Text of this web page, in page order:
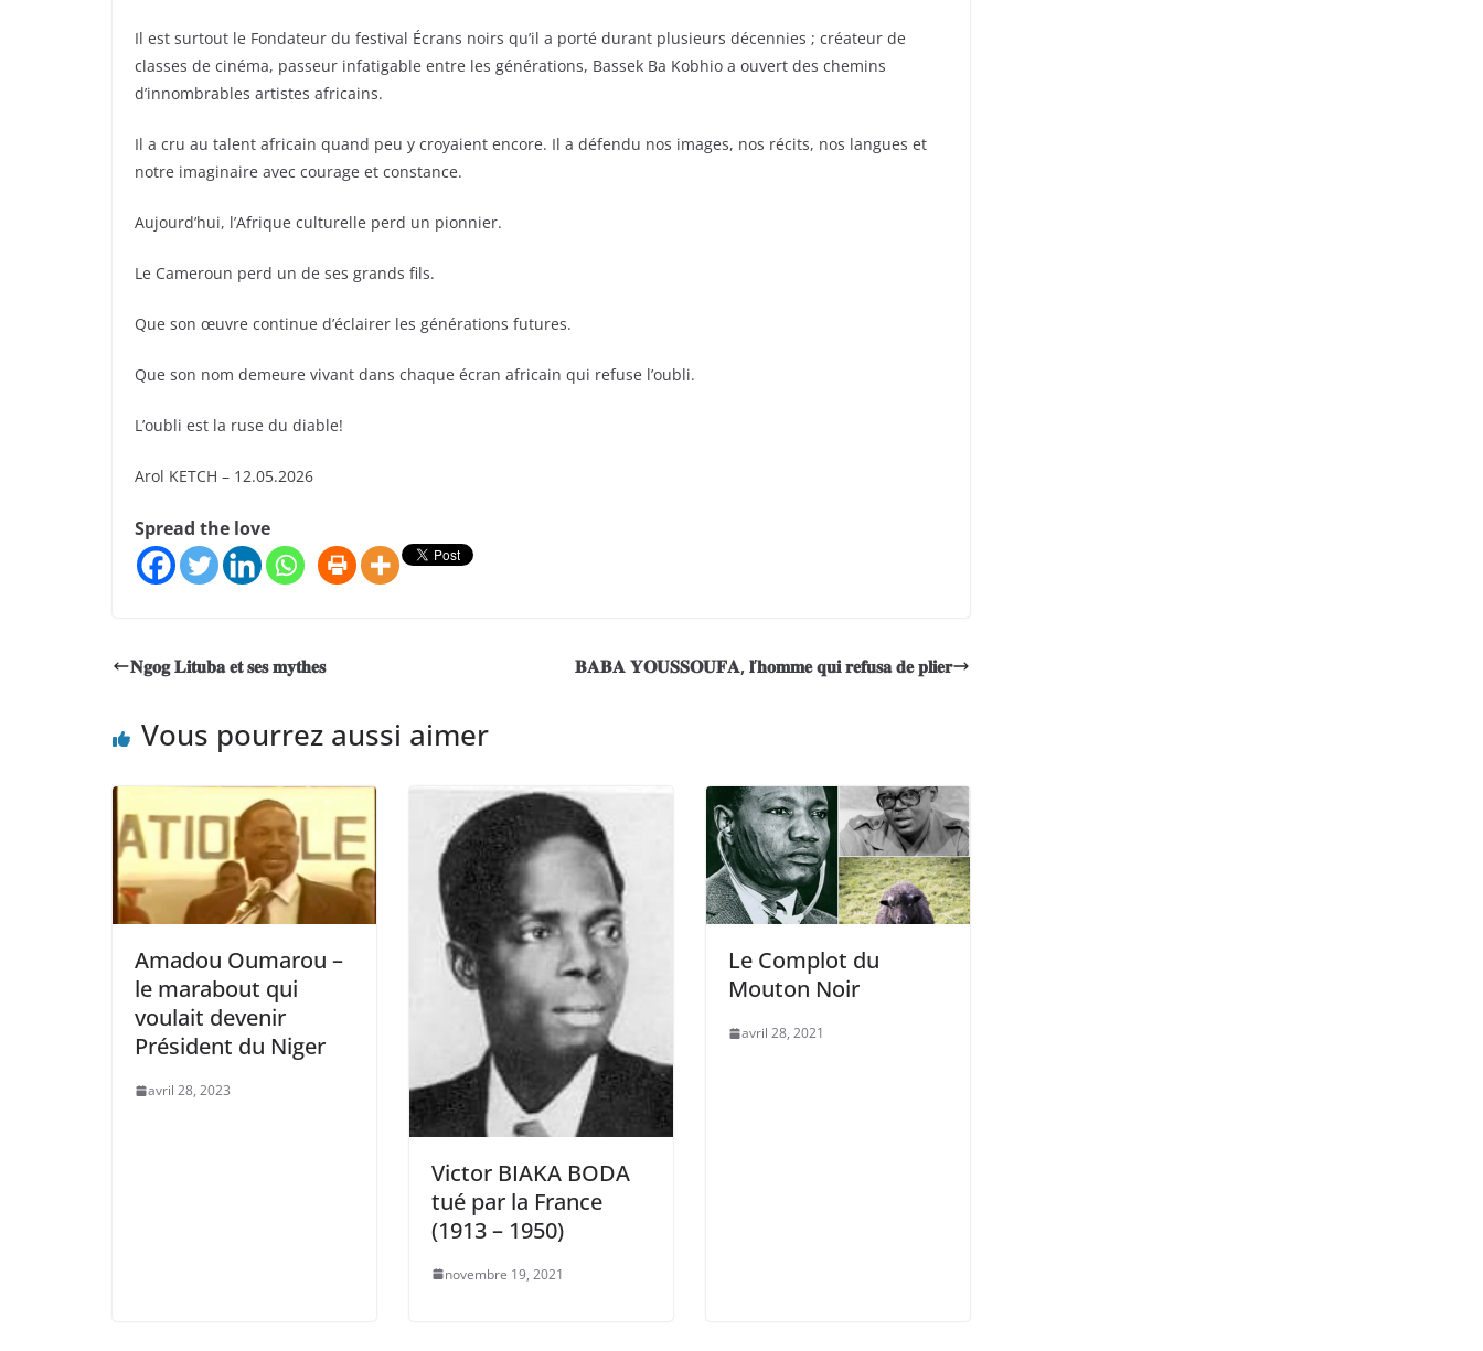
Il est surtout le Fondateur du festival Écrans noirs qu’il a porté durant plusieurs décennies ; créateur de
classes de cinéma, passeur infatigable entre les générations, Bassek Ba Kobhio a ouvert des chemins
d’innombrables artistes africains.
Il a cru au talent africain quand peu y croyaient encore. Il a défendu nos images, nos récits, nos langues et
notre imaginaire avec courage et constance.
Aujourd’hui, l’Afrique culturelle perd un pionnier.
Le Cameroun perd un de ses grands fils.
Que son œuvre continue d’éclairer les générations futures.
Que son nom demeure vivant dans chaque écran africain qui refuse l’oubli.
L’oubli est la ruse du diable!
Arol KETCH – 12.05.2026
Spread the love
𝐍𝐠𝐨𝐠 𝐋𝐢𝐭𝐮𝐛𝐚 𝐞𝐭 𝐬𝐞𝐬 𝐦𝐲𝐭𝐡𝐞𝐬 𝐁𝐀𝐁𝐀 𝐘𝐎𝐔𝐒𝐒𝐎𝐔𝐅𝐀, 𝐥’𝐡𝐨𝐦𝐦𝐞 𝐪𝐮𝐢 𝐫𝐞𝐟𝐮𝐬𝐚 𝐝𝐞 𝐩𝐥𝐢𝐞𝐫
Vous pourrez aussi aimer
Amadou Oumarou –
le marabout qui
voulait devenir
Président du Niger
avril 28, 2023
Victor BIAKA BODA
tué par la France
(1913 – 1950)
novembre 19, 2021
Le Complot du
Mouton Noir
avril 28, 2021